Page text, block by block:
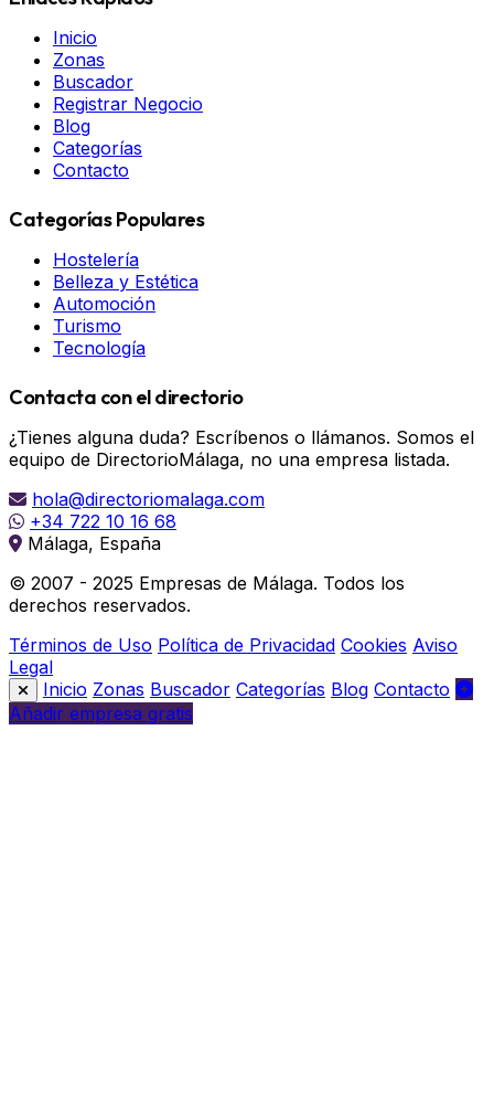
Inicio
Zonas
Buscador
Registrar Negocio
Blog
Categorías
Contacto
Categorías Populares
Hostelería
Belleza y Estética
Automoción
Turismo
Tecnología
Contacta con el directorio
¿Tienes alguna duda? Escríbenos o llámanos. Somos el
equipo de DirectorioMálaga, no una empresa listada.
hola@directoriomalaga.com
+34 722 10 16 68
Málaga, España
© 2007 - 2025 Empresas de Málaga. Todos los
derechos reservados.
Términos de Uso Política de Privacidad Cookies Aviso
Legal
Inicio Zonas Buscador Categorías Blog Contacto
Añadir empresa gratis